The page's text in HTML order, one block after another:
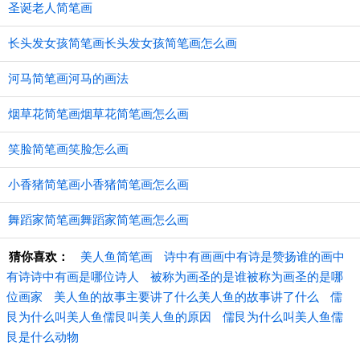
圣诞老人简笔画
长头发女孩简笔画长头发女孩简笔画怎么画
河马简笔画河马的画法
烟草花简笔画烟草花简笔画怎么画
笑脸简笔画笑脸怎么画
小香猪简笔画小香猪简笔画怎么画
舞蹈家简笔画舞蹈家简笔画怎么画
猜你喜欢： 美人鱼简笔画
诗中有画画中有诗是赞扬谁的画中
有诗诗中有画是哪位诗人
被称为画圣的是谁被称为画圣的是哪
位画家
美人鱼的故事主要讲了什么美人鱼的故事讲了什么
儒
艮为什么叫美人鱼儒艮叫美人鱼的原因
儒艮为什么叫美人鱼儒
艮是什么动物